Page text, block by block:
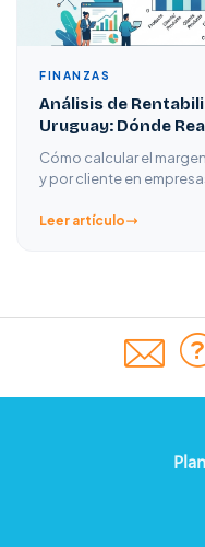
FINANZAS
Análisis de
Uruguay: Dónde
Cómo calcular el
y por cliente en
Leer artículo